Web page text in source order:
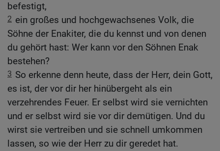
befestigt,
2 ein großes und hochgewachsenes Volk, die
Söhne der Enakiter, die du kennst und von denen
du gehört hast: Wer kann vor den Söhnen Enak
bestehen?
3 So erkenne denn heute, dass der Herr, dein Gott,
es ist, der vor dir her hinübergeht als ein
verzehrendes Feuer. Er selbst wird sie vernichten
und er selbst wird sie vor dir demütigen. Und du
wirst sie vertreiben und sie schnell umkommen
lassen, so wie der Herr zu dir geredet hat.